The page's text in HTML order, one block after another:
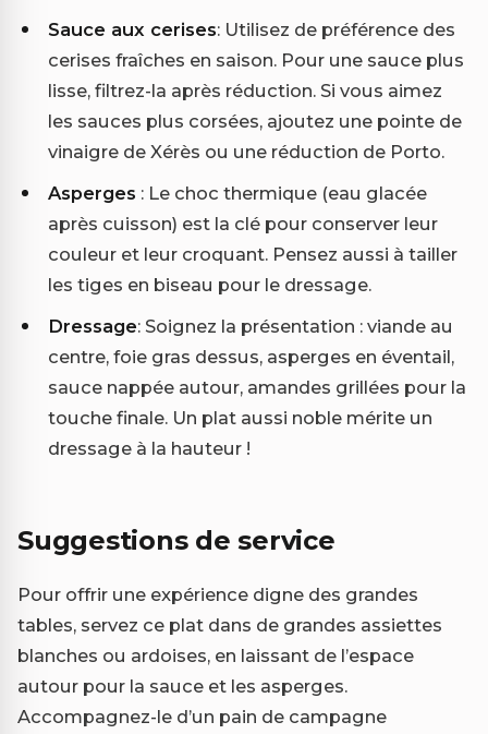
Sauce aux cerises: Utilisez de préférence des
cerises fraîches en saison. Pour une sauce plus
lisse, filtrez-la après réduction. Si vous aimez
les sauces plus corsées, ajoutez une pointe de
vinaigre de Xérès ou une réduction de Porto.
Asperges : Le choc thermique (eau glacée
après cuisson) est la clé pour conserver leur
couleur et leur croquant. Pensez aussi à tailler
les tiges en biseau pour le dressage.
Dressage: Soignez la présentation : viande au
centre, foie gras dessus, asperges en éventail,
sauce nappée autour, amandes grillées pour la
touche finale. Un plat aussi noble mérite un
dressage à la hauteur !
Suggestions de service
Pour offrir une expérience digne des grandes
tables, servez ce plat dans de grandes assiettes
blanches ou ardoises, en laissant de l’espace
autour pour la sauce et les asperges.
Accompagnez-le d’un pain de campagne